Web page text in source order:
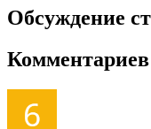
Обсуждение
Комментариев